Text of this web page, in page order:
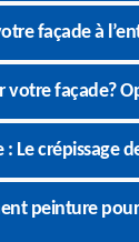
façade à
votre façade?
Le crépissage
peinture